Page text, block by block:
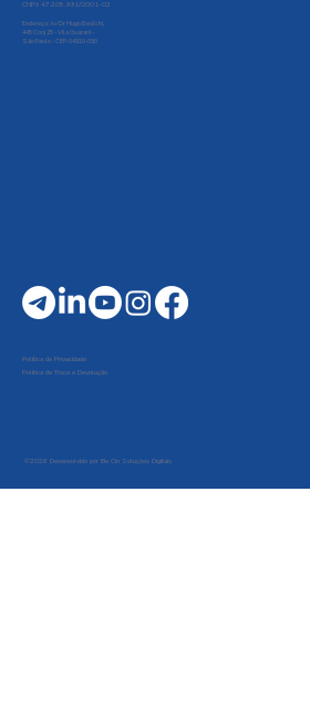
CNPJ: 47.205.991/0001-02
Endereço: Av Dr Hugo Beolchi,
445 Conj 25 - Vila Guarani -
São Paulo - CEP: 04310-030
Política de Privacidade
Política de Troca e Devolução
©2026 Desenvolvido por Be On Soluções Digitais